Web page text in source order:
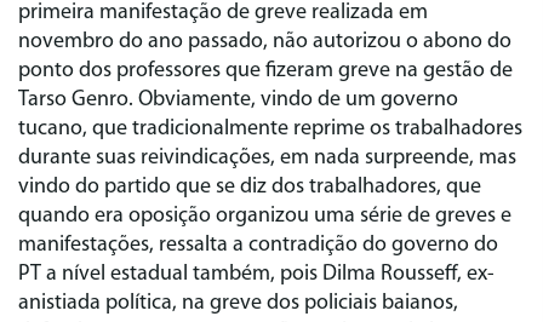
primeira manifestação de greve realizada em
novembro do ano passado, não autorizou o abono do
ponto dos professores que fizeram greve na gestão de
Tarso Genro. Obviamente, vindo de um governo
tucano, que tradicionalmente reprime os trabalhadores
durante suas reivindicações, em nada surpreende, mas
vindo do partido que se diz dos trabalhadores, que
quando era oposição organizou uma série de greves e
manifestações, ressalta a contradição do governo do
PT a nível estadual também, pois Dilma Rousseff, ex-
anistiada política, na greve dos policiais baianos,